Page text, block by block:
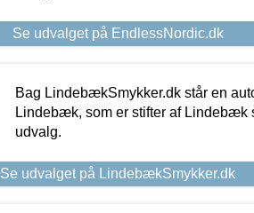
Se udvalget på EndlessNordic.dk
Bag LindebækSmykker.dk står en
Lindebæk, som er stifter af Lindebæk
udvalg.
Se udvalget på LindebækSmykker.dk